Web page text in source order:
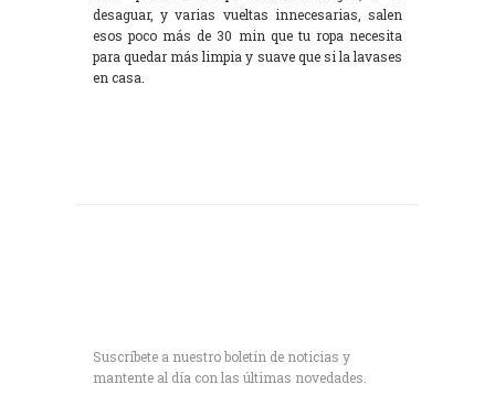
desaguar, y varias vueltas innecesarias, salen
esos poco más de 30 min que tu ropa necesita
para quedar más limpia y suave que si la lavases
en casa.
Suscríbete a nuestro boletín de noticias y
mantente al día con las últimas novedades.